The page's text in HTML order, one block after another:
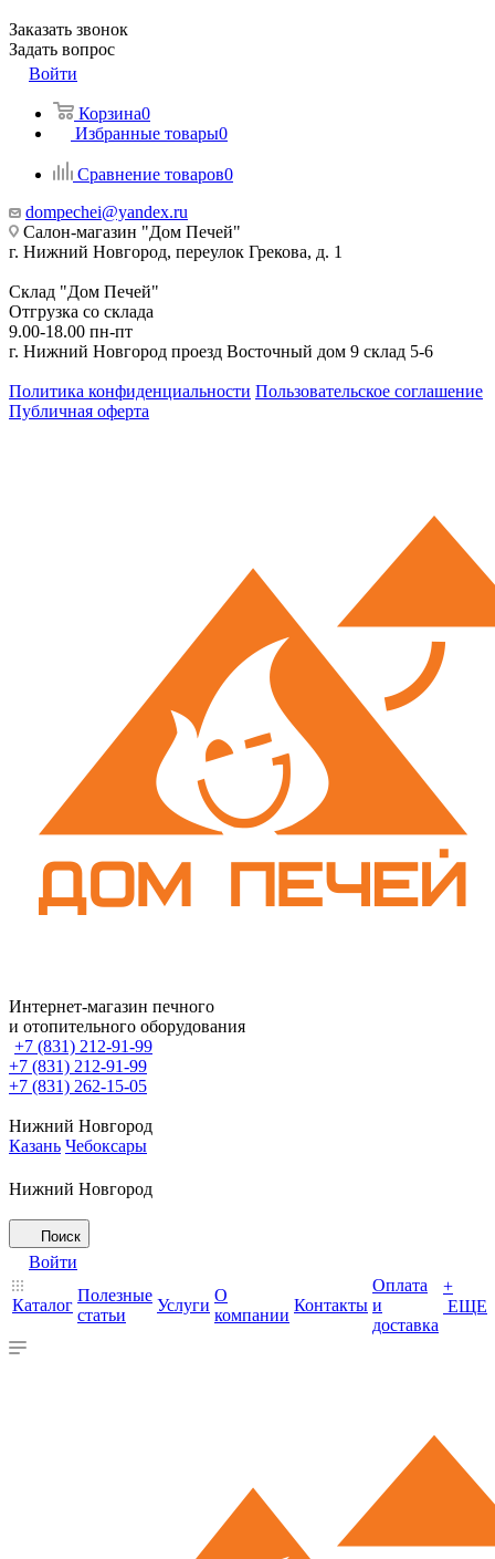
Заказать звонок
Задать вопрос
Войти
Корзина0
Избранные товары0
Сравнение товаров0
dompechei@yandex.ru
Салон-магазин "Дом Печей"
г. Нижний Новгород, переулок Грекова, д. 1
Склад "Дом Печей"
Отгрузка со склада
9.00-18.00 пн-пт
г. Нижний Новгород проезд Восточный дом 9 склад 5-6
Политика конфиденциальности Пользовательское соглашение
Публичная оферта
Интернет-магазин печного
и отопительного оборудования
+7 (831) 212-91-99
+7 (831) 212-91-99
+7 (831) 262-15-05
Нижний Новгород
Казань Чебоксары
Нижний Новгород
Поиск
Войти
Каталог
Полезные
статьи
Услуги
О
компании
Контакты
Оплата
и
доставка
+
ЕЩЕ